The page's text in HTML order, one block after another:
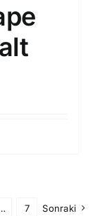
7 Sonraki